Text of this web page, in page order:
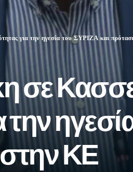
για την ηγεσία του ΣΥΡΙΖΑ και
σε
ΚΕ